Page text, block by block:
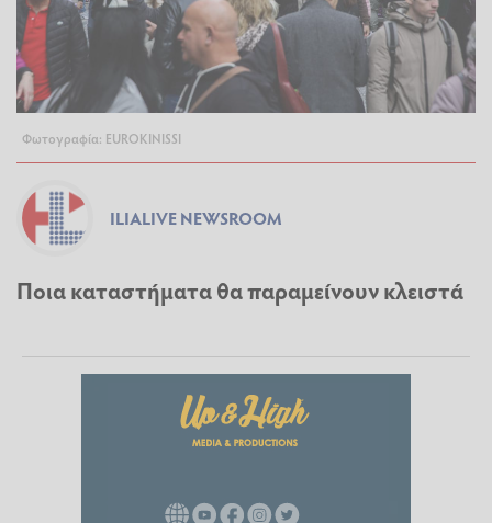
Φωτογραφία: EUROKINISSI
ILIALIVE NEWSROOM
Ποια καταστήματα θα παραμείνουν κλειστά